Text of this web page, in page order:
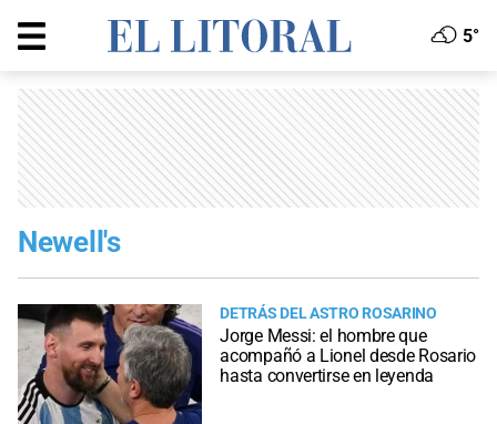
5°
Newell's
DETRÁS DEL ASTRO ROSARINO
Jorge Messi: el hombre que
acompañó a Lionel desde Rosario
hasta convertirse en leyenda